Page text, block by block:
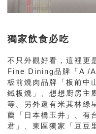
獨家飲食必吃
不只外觀好看，這裡更
Fine Dining品牌「A /
板前燒肉品牌「板前中
鐵板燒」、想想廚房主
等。另外還有米其林綠
薦「日本橋玉井」、有
君」、東區獨家「豆豆